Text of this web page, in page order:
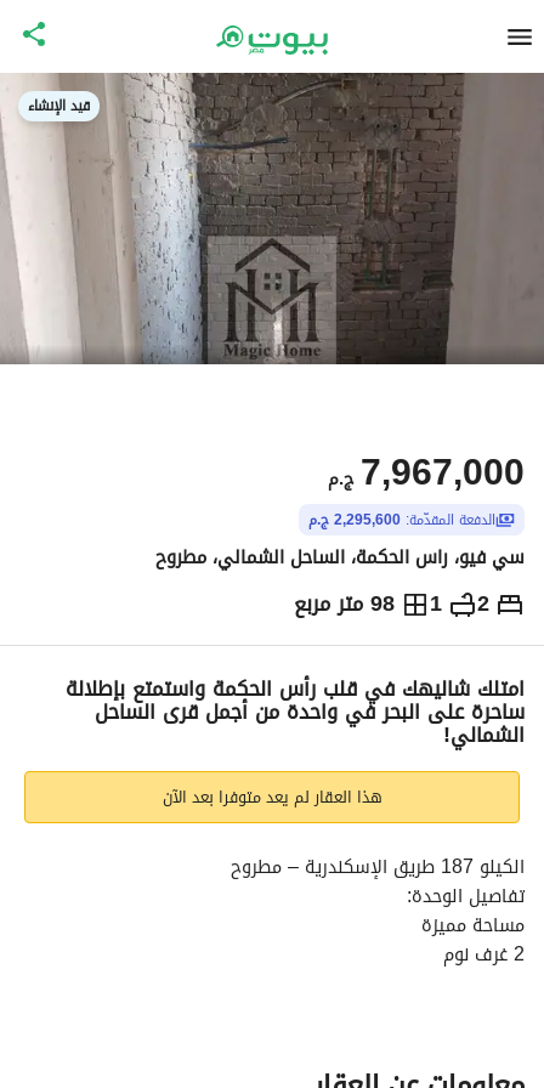
قيد الإنشاء
ج.م 7,967,000
الدفعة المقدّمة: 2,295,600 ج.م
سي فيو، راس الحكمة، الساحل الشمالي، مطروح
2
1 98 متر مربع ج.م7,967,000
الاماكن القريبة
امتلك شاليهك في قلب رأس الحكمة واستمتع بإطلالة
ساحرة على البحر في واحدة من أجمل قرى الساحل
الشمالي!
هذا العقار لم يعد متوفرا بعد الآن
الكيلو 187 طريق الإسكندرية – مطروح
تفاصيل الوحدة:
مساحة مميزة
2 غرف نوم
مساحات خضراء ولاند سكيب على أعلى مستوى